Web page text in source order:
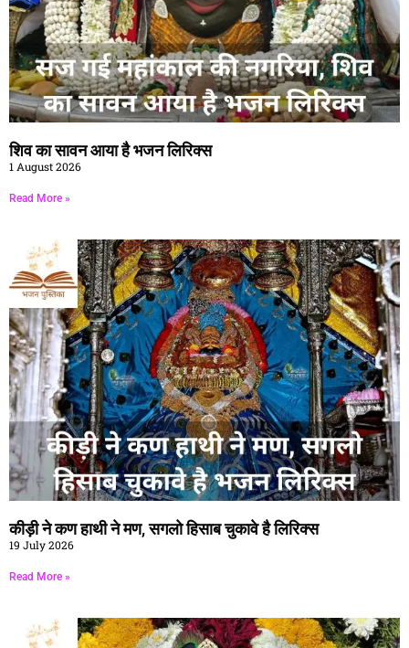
शिव का सावन आया है भजन लिरिक्स
1 August 2026
Read More »
कीड़ी ने कण हाथी ने मण, सगलो हिसाब चुकावे है लिरिक्स
19 July 2026
Read More »